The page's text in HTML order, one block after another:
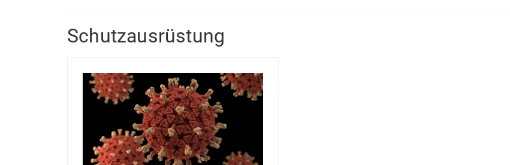
Schutzausrüstung